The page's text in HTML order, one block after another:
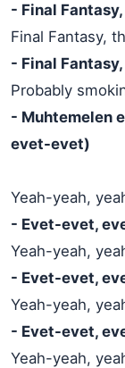
- Final
Final Fantasy,
- Final
Probably
- Muhtemelen
evet-evet)
Yeah-yeah,
- Evet-evet,
Yeah-yeah,
- Evet-evet,
Yeah-yeah,
- Evet-evet,
Yeah-yeah,